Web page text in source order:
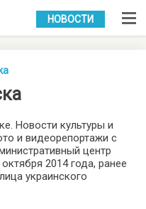
УКР РУС
НОВОСТИ
Новости культуры и
и видеорепортажи с
центр
2014 года, ранее
украинского